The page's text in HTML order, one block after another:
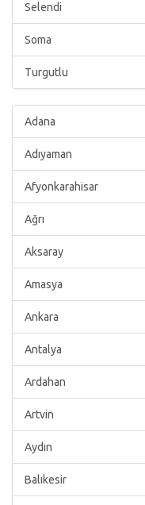
Selendi
Soma
Turgutlu
Adana
Adıyaman
Afyonkarahisar
Ağrı
Aksaray
Amasya
Ankara
Antalya
Ardahan
Artvin
Aydın
Balıkesir